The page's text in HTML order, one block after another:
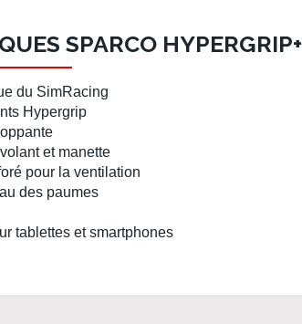
SPARCO HYPERGRIP+
du SimRacing
Hypergrip
volantet manette
pour la ventilation
des paumes
tablettes et smartphones